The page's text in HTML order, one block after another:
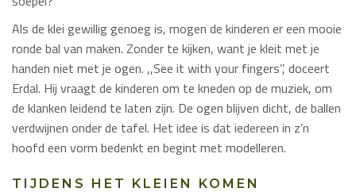
Als de klei gewillig genoeg is, mogen de kinderen er een mooie
ronde bal van maken. Zonder te kijken, want je kleit met je
handen niet met je ogen. ,,See it with your fingers’’, doceert
Erdal. Hij vraagt de kinderen om te kneden op de muziek, om
de klanken leidend te laten zijn. De ogen blijven dicht, de ballen
verdwijnen onder de tafel. Het idee is dat iedereen in z’n
hoofd een vorm bedenkt en begint met modelleren.
TIJDENS HET KLEIEN KOMEN